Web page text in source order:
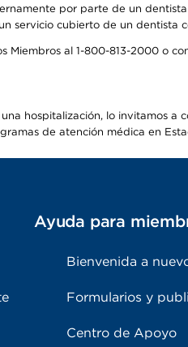
por parte de un
servicio cubierto de un dentista
al 1-800-813-2000 o
hospitalización, lo invitamos a
de atención médica en
Ayuda para
Bienvenida a
Formularios y
Centro de Apoyo